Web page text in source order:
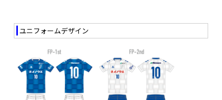
ユニフォームデザイン